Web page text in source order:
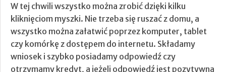
W tej chwili wszystko można zrobić dzięki kilku
kliknięciom myszki. Nie trzeba się ruszać z domu, a
wszystko można załatwić poprzez komputer, tablet
czy komórkę z dostępem do internetu. Składamy
wniosek i szybko posiadamy odpowiedź czy
otrzymamy kredyt, a jeżeli odpowiedź jest pozytywna